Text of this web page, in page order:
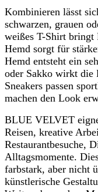
Kombinieren lässt
schwarzen, grauen
weißes T-Shirt bringt
Hemd sorgt für
Hemd entsteht ein
oder Sakko wirkt die
Sneakers passen
machen den Look
BLUE VELVET
Reisen, kreative
Restaurantbesuche,
Alltagsmomente.
farbstark, aber nicht
künstlerische